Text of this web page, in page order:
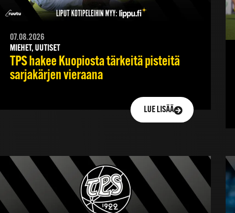
07.08.2026
MIEHET, UUTISET
TPS hakee Kuopiosta tärkeitä pisteitä
sarjakärjen vieraana
LUE LISÄÄ